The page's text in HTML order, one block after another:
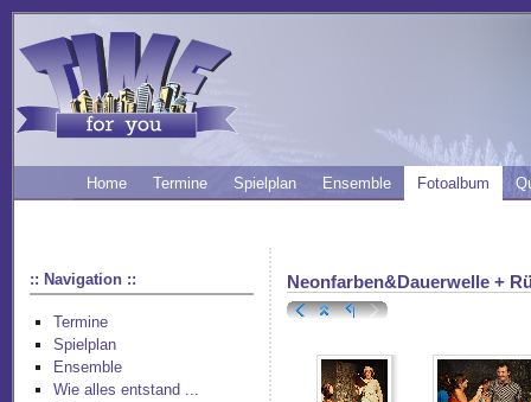
Home Termine Spielplan Ensemble Fotoalbum
:: Navigation ::
Termine
Spielplan
Ensemble
Wie alles entstand ...
Neonfarben&Dauerwelle +